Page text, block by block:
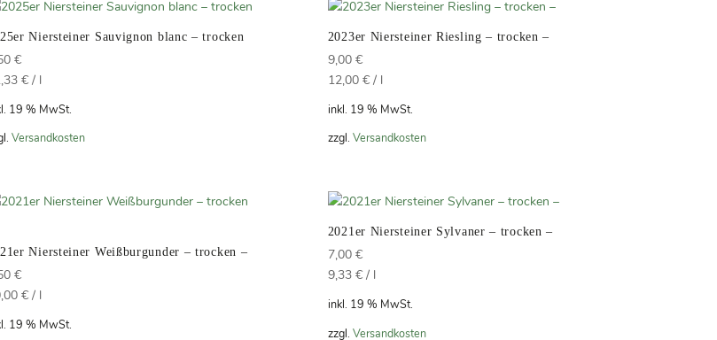
Niersteiner Sauvignon blanc – trocken
€
€/ l
19 % MwSt.
Versandkosten
2023er Niersteiner Riesling – trocken –
9,00 €
12,00 €/ l
inkl. 19 % MwSt.
zzgl. Versandkosten
Niersteiner Weißburgunder – trocken –
€
€/ l
19 % MwSt.
2021er Niersteiner Sylvaner – trocken –
7,00 €
9,33 €/ l
inkl. 19 % MwSt.
zzgl. Versandkosten